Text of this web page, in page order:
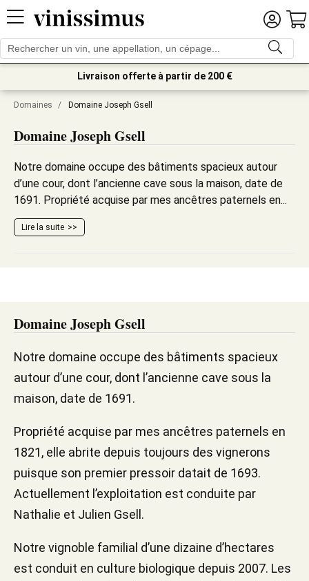
Livraison offerte à partir de 200 €
Domaines / Domaine Joseph Gsell
Domaine Joseph Gsell
Notre domaine occupe des bâtiments spacieux autour
d’une cour, dont l’ancienne cave sous la maison, date de
1691. Propriété acquise par mes ancêtres paternels en...
Lire la suite
Domaine Joseph Gsell
Notre domaine occupe des bâtiments spacieux
autour d’une cour, dont l’ancienne cave sous la
maison, date de 1691.
Propriété acquise par mes ancêtres paternels en
1821, elle abrite depuis toujours des vignerons
puisque son premier pressoir datait de 1693.
Actuellement l’exploitation est conduite par
Nathalie et Julien Gsell.
Notre vignoble familial d’une dizaine d’hectares
est conduit en culture biologique depuis 2007. Les